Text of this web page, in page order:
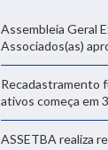
Assembleia Geral
Associados(as)
Recadastramento
ativos começa em
ASSETBA realiza